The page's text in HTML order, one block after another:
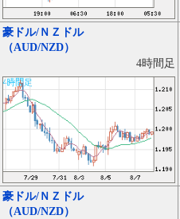
豪ドル/ＮＺドル
（AUD/NZD）
4時間足
豪ドル/ＮＺドル
（AUD/NZD）